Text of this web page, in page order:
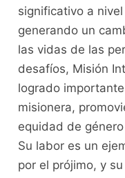
significativo a
generando un
las vidas de las
desafíos, Misión
logrado
misionera,
equidad de
Su labor es un
por el prójimo, y